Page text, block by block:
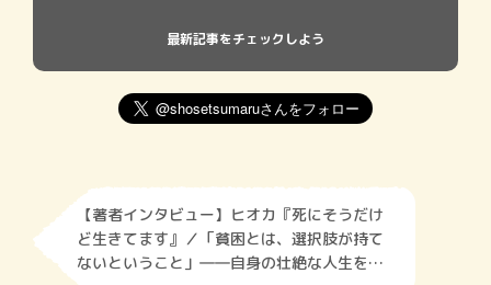
最新記事をチェックしよう
【著者インタビュー】ヒオカ『死にそうだけ
ど生きてます』／「貧困とは、選択肢が持て
ないということ」――自身の壮絶な人生をた